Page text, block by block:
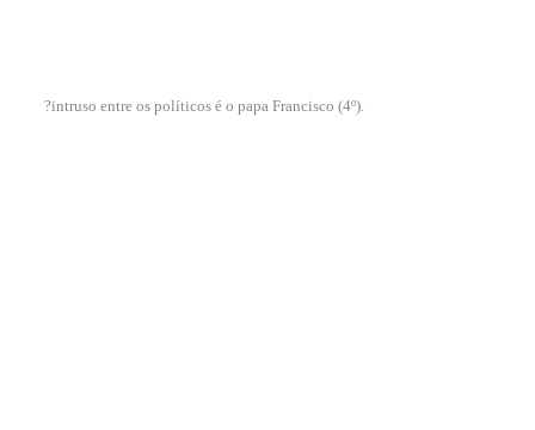
?intruso entre os políticos é o papa Francisco (4º).